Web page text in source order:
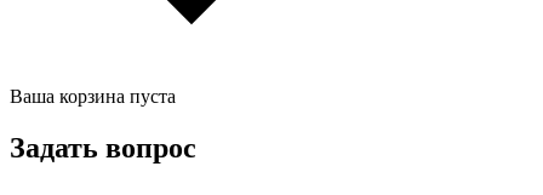
Ваша корзина пуста
Задать вопрос